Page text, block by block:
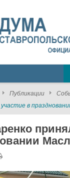
Публикации
в